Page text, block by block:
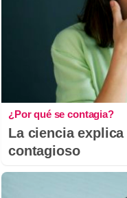
¿Por qué se contagia?
La ciencia
contagioso